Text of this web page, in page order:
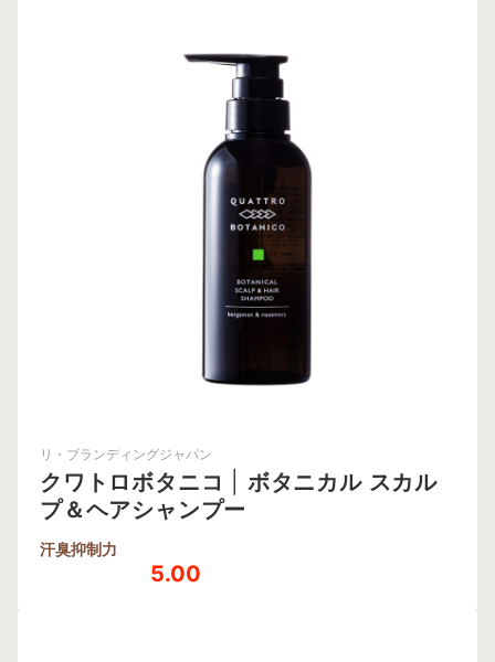
リ・ブランディングジャパン
クワトロボタニコ
ボタニカル スカル
プ＆ヘアシャンプー
汗臭抑制力
5.00